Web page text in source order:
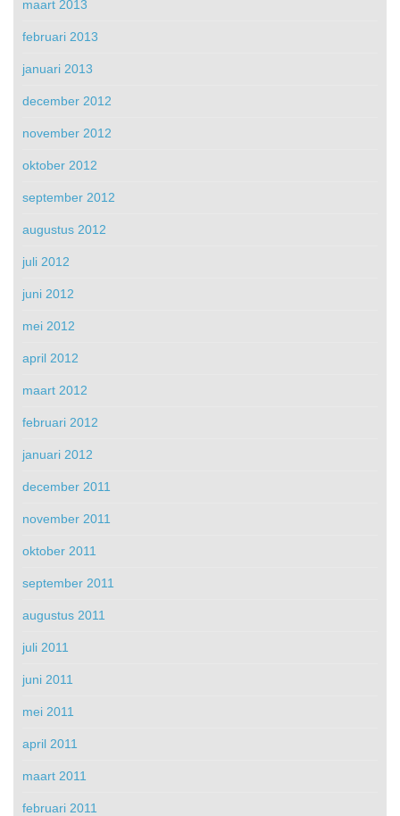
maart 2013
februari 2013
januari 2013
december 2012
november 2012
oktober 2012
september 2012
augustus 2012
juli 2012
juni 2012
mei 2012
april 2012
maart 2012
februari 2012
januari 2012
december 2011
november 2011
oktober 2011
september 2011
augustus 2011
juli 2011
juni 2011
mei 2011
april 2011
maart 2011
februari 2011